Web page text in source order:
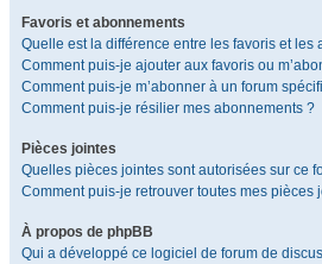
Favoris et abonnements
Quelle est la différence entre les favoris et les
Comment puis-je ajouter aux favoris ou
Comment puis-je m’abonner à un forum
Comment puis-je résilier mes abonnements ?
Pièces jointes
Quelles pièces jointes sont autorisées sur ce
Comment puis-je retrouver toutes mes pièces
À propos de phpBB
Qui a développé ce logiciel de forum de